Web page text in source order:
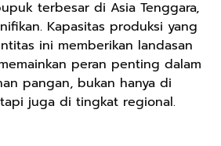
terbesar di Asia Tenggara,
Kapasitas produksi yang
ini memberikan landasan
peran penting dalam
pangan, bukan hanya di
juga di tingkat regional.